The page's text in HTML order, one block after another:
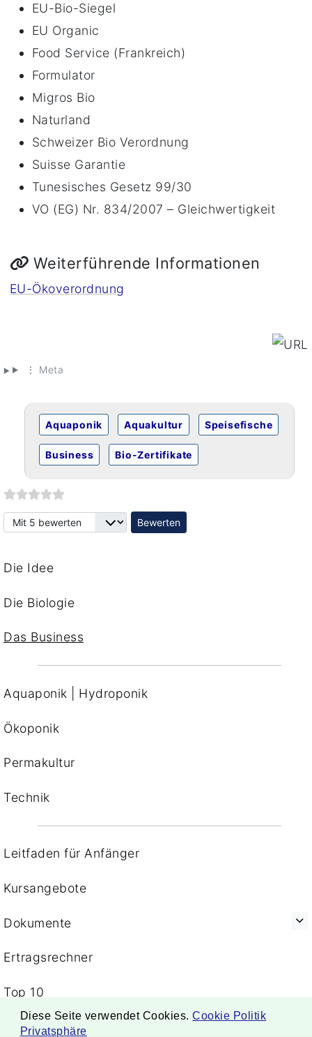
Diese Seite verwendet Cookies. Cookie Politik
Privatsphäre
Die Idee
Die Biologie
Das Business
Aquaponik | Hydroponik
Ökoponik
Permakultur
Technik
Leitfaden für Anfänger
Kursangebote
Dokumente
Ertragsrechner
Top 10
EU-Bio-Siegel
EU Organic
Food Service (Frankreich)
Formulator
Migros Bio
Naturland
Schweizer Bio Verordnung
Suisse Garantie
Tunesisches Gesetz 99/30
VO (EG) Nr. 834/2007 – Gleichwertigkeit
Weiterführende Informationen
EU-Ökoverordnung
⋮ Meta
Aquaponik Aquakultur Speisefische
Business Bio-Zertifikate
Bitte bewerten